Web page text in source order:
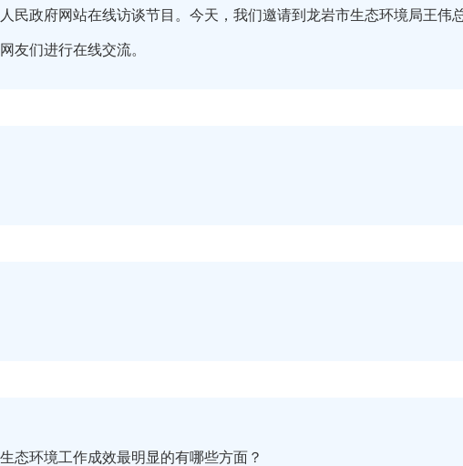
民政府网站在线访谈节目。今天，我们邀请到龙岩市生态环境局王伟
友们进行在线交流。
态环境工作成效最明显的有哪些方面？